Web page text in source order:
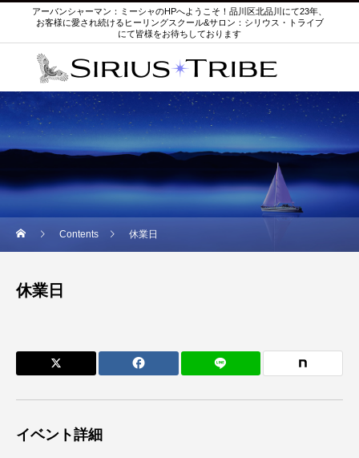
アーバンシャーマン：ミーシャのHPへようこそ！品川区北品川にて23年、
お客様に愛され続けるヒーリングスクール&サロン：シリウス・トライブ
にて皆様をお待ちしております
Contents 休業日
休業日
イベント詳細